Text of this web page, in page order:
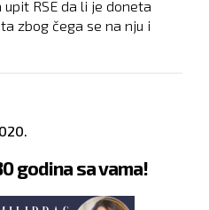
RSE da li je doneta
zbog čega se na nju i
godina sa vama!